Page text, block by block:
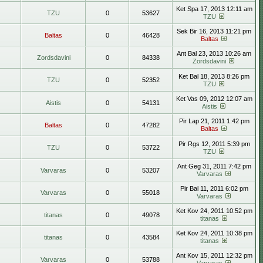
TZU 0 53627
Ket Spa 17, 2013 12:11 am
TZU
Baltas 0 46428
Sek Bir 16, 2013 11:21 pm
Baltas
Zordsdavini 0 84338
Ant Bal 23, 2013 10:26 am
Zordsdavini
TZU 0 52352
Ket Bal 18, 2013 8:26 pm
TZU
Aistis 0 54131
Ket Vas 09, 2012 12:07 am
Aistis
Baltas 0 47282
Pir Lap 21, 2011 1:42 pm
Baltas
TZU 0 53722
Pir Rgs 12, 2011 5:39 pm
TZU
Varvaras 0 53207
Ant Geg 31, 2011 7:42 pm
Varvaras
Varvaras 0 55018
Pir Bal 11, 2011 6:02 pm
Varvaras
titanas 0 49078
Ket Kov 24, 2011 10:52 pm
titanas
titanas 0 43584
Ket Kov 24, 2011 10:38 pm
titanas
Varvaras 0 53788
Ant Kov 15, 2011 12:32 pm